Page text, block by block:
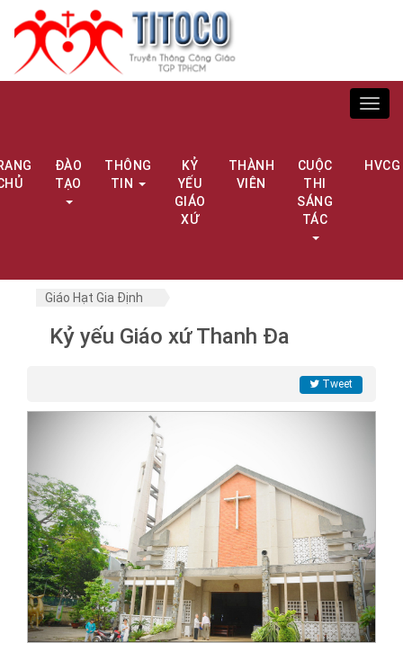
ĐÀO
TẠO
THÔNG
TIN
KỶ
YẾU
GIÁO
XỨ
THÀNH
VIÊN
CUỘC
THI
SÁNG
TÁC
HVCG
Giáo Hạt Gia Định
Kỷ yếu Giáo xứ Thanh Đa
Tweet